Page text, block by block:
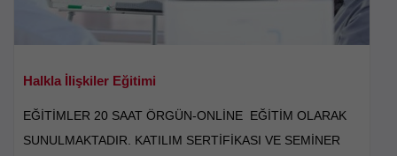
Halkla İlişkiler Eğitimi
EĞİTİMLER 20 SAAT ÖRGÜN-ONLİNE EĞİTİM OLARAK
SUNULMAKTADIR. KATILIM SERTİFİKASI VE SEMİNER